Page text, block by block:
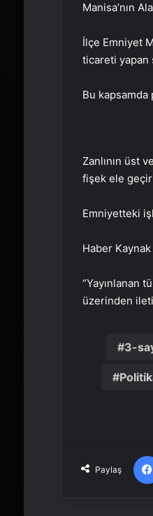
Manisa’nın
İlçe Emniyet
ticareti yapan
Bu kapsamda
Zanlının üst
fişek ele
Emniyetteki
Haber Kaynak
“Yayınlanan
üzerinden
3-
Paylaş